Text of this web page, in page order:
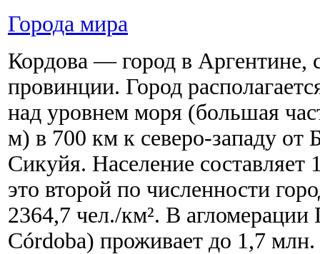
Города мира
Кордова — город в Аргентине,
провинции. Город
над уровнем моря (большая
м) в 700 км к северо-западу от
Сикуйя. Население составляет
это второй по численности
2364,7 чел./км². В
Córdoba) проживает до 1,7 млн.